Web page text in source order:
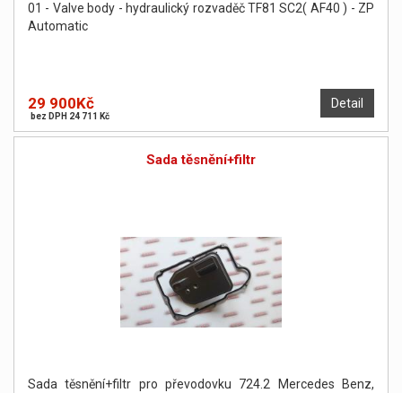
01 - Valve body - hydraulický rozvaděč TF81 SC2( AF40 ) - ZP
Automatic
Detail
29 900Kč
bez DPH 24 711 Kč
Sada těsnění+filtr
Sada těsnění+filtr pro převodovku 724.2 Mercedes Benz,